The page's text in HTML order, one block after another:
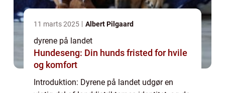
11 marts 2025 Albert Pilgaard
dyrene på landet
Hundeseng: Din hunds fristed for hvile
og komfort
Introduktion: Dyrene på landet udgør en